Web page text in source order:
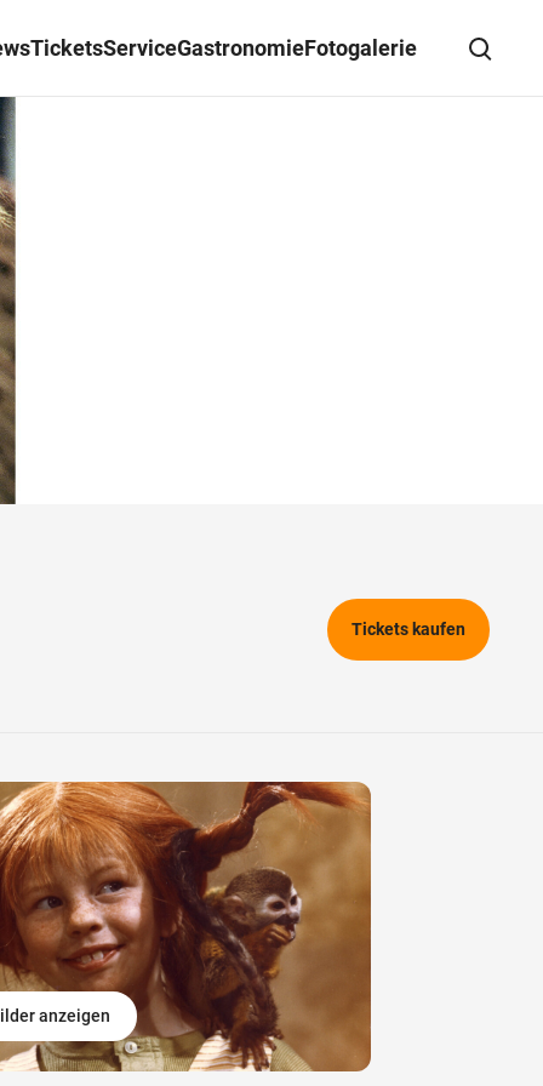
TicketsServiceGastronomieFotogalerie
Tickets kaufen
anzeigen